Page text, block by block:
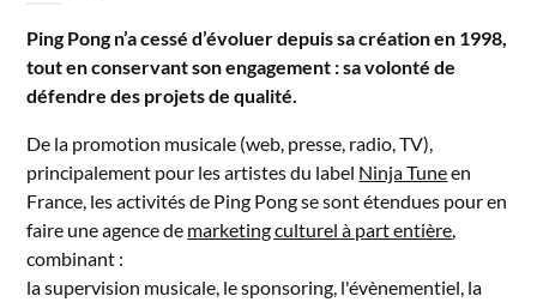
Ping Pong n’a cessé d’évoluer depuis sa création en 1998,
tout en conservant son engagement : sa volonté de
défendre des projets de qualité.
De la promotion musicale (web, presse, radio, TV),
principalement pour les artistes du label Ninja Tuneen
France, les activités de Ping Pong se sont étendues pour en
faire une agence de marketing culturel à part entière
combinant :
la supervision musicale, le sponsoring, l'évènementiel, la